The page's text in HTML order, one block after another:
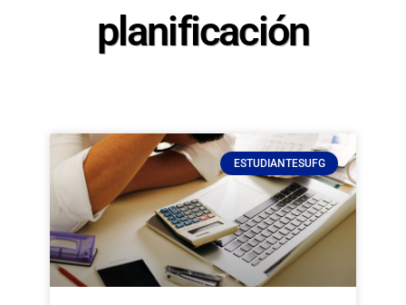
planificación
ESTUDIANTESUFG